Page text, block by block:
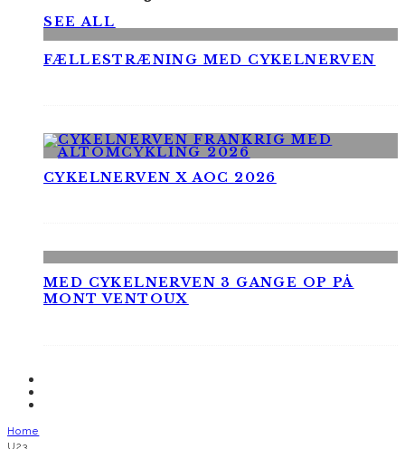
SEE ALL
FÆLLESTRÆNING MED CYKELNERVEN
CYKELNERVEN X AOC 2026
MED CYKELNERVEN 3 GANGE OP PÅ
MONT VENTOUX
Home
U23